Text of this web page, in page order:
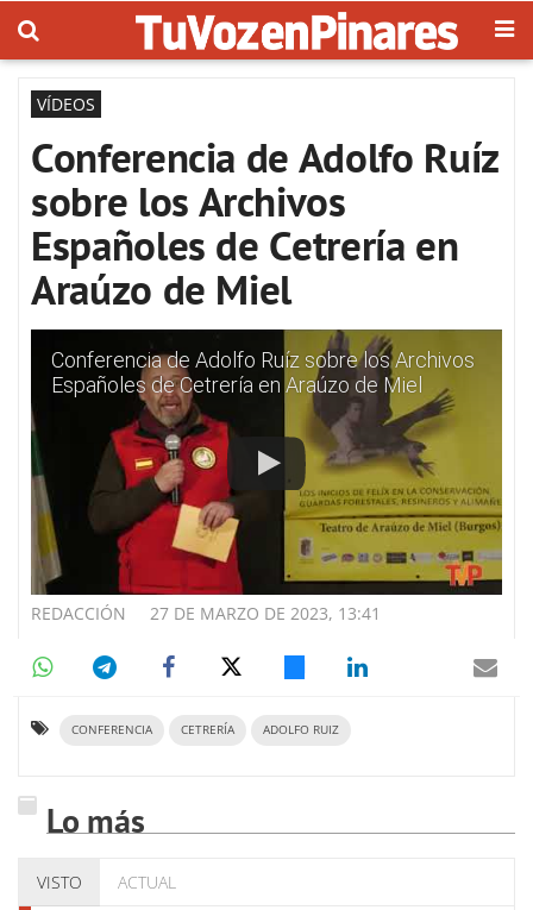
VÍDEOS
Conferencia de Adolfo Ruíz
sobre los Archivos
Españoles de Cetrería en
Araúzo de Miel
Conferencia de Adolfo Ruíz sobre los Archivos
Españoles de Cetrería en Araúzo de Miel
27 DE MARZO DE 2023, 13:41
REDACCIÓN
CONFERENCIA CETRERÍA ADOLFO RUIZ
Lo más
VISTO ACTUAL